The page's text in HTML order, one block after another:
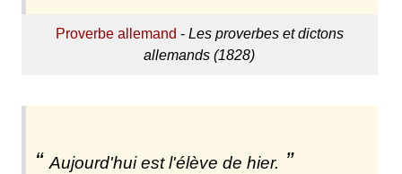
Proverbe allemand - Les proverbes et dictons
allemands (1828)
Aujourd'hui est l'élève de hier.